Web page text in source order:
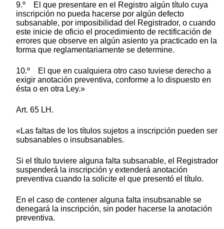
9.º El que presentare en el Registro algún título cuya
inscripción no pueda hacerse por algún defecto
subsanable, por imposibilidad del Registrador, o cuando
este inicie de oficio el procedimiento de rectificación de
errores que observe en algún asiento ya practicado en la
forma que reglamentariamente se determine.
10.º El que en cualquiera otro caso tuviese derecho a
exigir anotación preventiva, conforme a lo dispuesto en
ésta o en otra Ley.»
Art. 65 LH.
«Las faltas de los títulos sujetos a inscripción pueden ser
subsanables o insubsanables.
Si el título tuviere alguna falta subsanable, el Registrador
suspenderá la inscripción y extenderá anotación
preventiva cuando la solicite el que presentó el título.
En el caso de contener alguna falta insubsanable se
denegará la inscripción, sin poder hacerse la anotación
preventiva.